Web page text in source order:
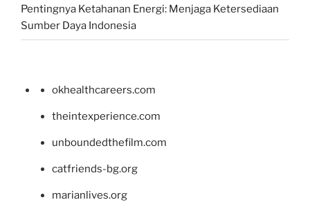
Pentingnya Ketahanan Energi: Menjaga Ketersediaan
Sumber Daya Indonesia
okhealthcareers.com
theintexperience.com
unboundedthefilm.com
catfriends-bg.org
marianlives.org